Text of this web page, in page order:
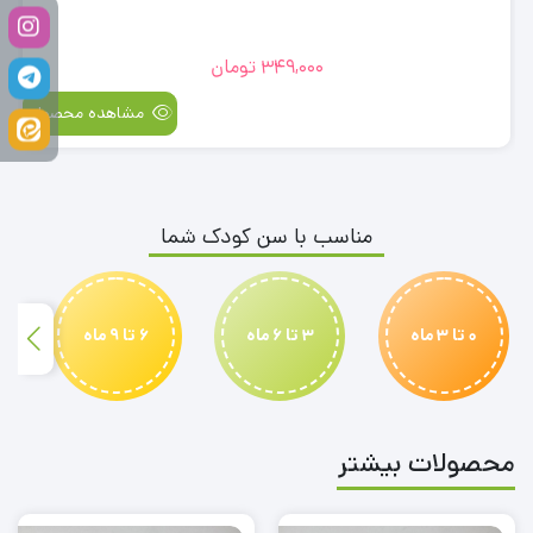
349,000 تومان
مشاهده محصول
مناسب با سن کودک شما
0 تا 3 ماه 3 تا 6 ماه 6 تا 9 ماه
محصولات بیشتر